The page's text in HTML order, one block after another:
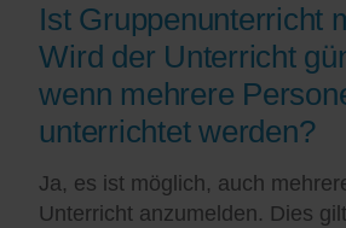
Ist Gruppenunterricht
Wird der Unterricht
wenn mehrere
unterrichtet werden?
Ja, es ist möglich, auch
Unterricht anzumelden. Dies